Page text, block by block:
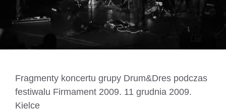
Fragmenty koncertu grupy Drum&Dres podczas
festiwalu Firmament 2009. 11 grudnia 2009.
Kielce